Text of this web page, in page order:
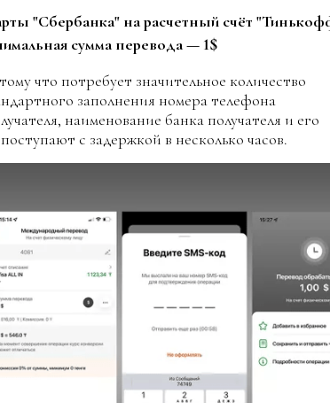
"Сбербанка" на расчетный счёт
сумма перевода — 1$
что потребует значительное количество
заполнения номера телефона
наименование банка получателя и его
с задержкой в несколько часов.